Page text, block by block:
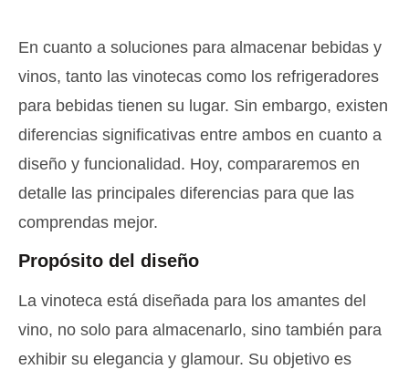
En cuanto a soluciones para almacenar bebidas y
vinos, tanto las vinotecas como los refrigeradores
para bebidas tienen su lugar. Sin embargo, existen
diferencias significativas entre ambos en cuanto a
diseño y funcionalidad. Hoy, compararemos en
detalle las principales diferencias para que las
comprendas mejor.
Propósito del diseño
La vinoteca está diseñada para los amantes del
vino, no solo para almacenarlo, sino también para
exhibir su elegancia y glamour. Su objetivo es